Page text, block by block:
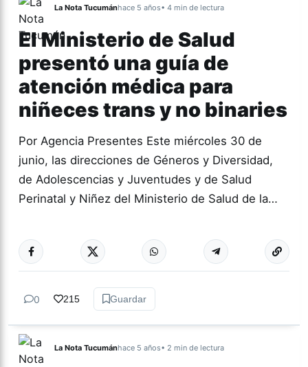
La Nota Tucumánhace 5 años• 4 min de lectura
El Ministerio de Salud
presentó una guía de
atención médica para
niñeces trans y no binaries
Por Agencia Presentes Este miércoles 30 de
junio, las direcciones de Géneros y Diversidad,
de Adolescencias y Juventudes y de Salud
Perinatal y Niñez del Ministerio de Salud de la…
ACTUALIDAD Más
0 215 Guardar
La Nota Tucumánhace 5 años• 2 min de lectura